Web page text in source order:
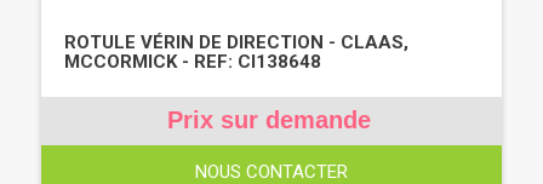
ROTULE VÉRIN DE DIRECTION - CLAAS,
MCCORMICK - REF: CI138648
Prix sur demande
NOUS CONTACTER